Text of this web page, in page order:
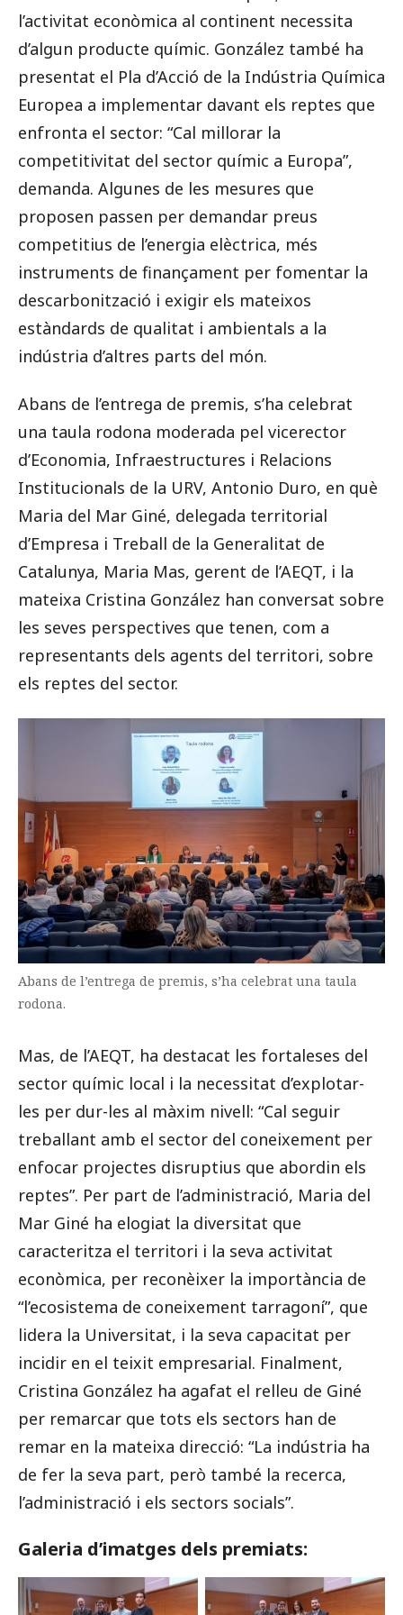
l’activitat econòmica al continent necessita
d’algun producte químic. González també ha
presentat el Pla d’Acció de la Indústria Química
Europea a implementar davant els reptes que
enfronta el sector: “Cal millorar la
competitivitat del sector químic a Europa”,
demanda. Algunes de les mesures que
proposen passen per demandar preus
competitius de l’energia elèctrica, més
instruments de finançament per fomentar la
descarbonització i exigir els mateixos
estàndards de qualitat i ambientals a la
indústria d’altres parts del món.
Abans de l’entrega de premis, s’ha celebrat
una taula rodona moderada pel vicerector
d’Economia, Infraestructures i Relacions
Institucionals de la URV, Antonio Duro, en què
Maria del Mar Giné, delegada territorial
d’Empresa i Treball de la Generalitat de
Catalunya, Maria Mas, gerent de l’AEQT, i la
mateixa Cristina González han conversat sobre
les seves perspectives que tenen, com a
representants dels agents del territori, sobre
els reptes del sector.
Abans de l’entrega de premis, s’ha celebrat una taula
rodona.
Mas, de l’AEQT, ha destacat les fortaleses del
sector químic local i la necessitat d’explotar-
les per dur-les al màxim nivell: “Cal seguir
treballant amb el sector del coneixement per
enfocar projectes disruptius que abordin els
reptes”. Per part de l’administració, Maria del
Mar Giné ha elogiat la diversitat que
caracteritza el territori i la seva activitat
econòmica, per reconèixer la importància de
“l’ecosistema de coneixement tarragoní”, que
lidera la Universitat, i la seva capacitat per
incidir en el teixit empresarial. Finalment,
Cristina González ha agafat el relleu de Giné
per remarcar que tots els sectors han de
remar en la mateixa direcció: “La indústria ha
de fer la seva part, però també la recerca,
l’administració i els sectors socials”.
Galeria d’imatges dels premiats: